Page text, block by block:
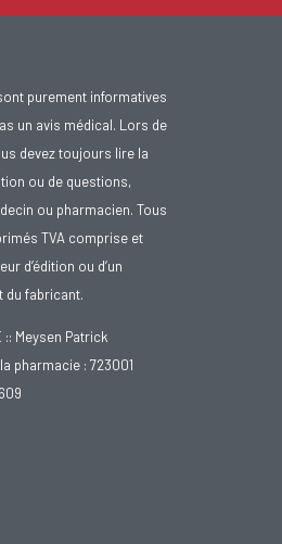
purement informatives
un avis médical. Lors de
devez toujours lire la
ou de questions,
ou pharmacien. Tous
TVA comprise et
d’édition ou d’un
du fabricant.
:: Meysen Patrick
la pharmacie : 723001